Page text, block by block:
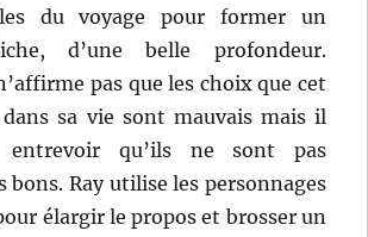
du voyage pour former un
d’une belle profondeur.
pas que les choix que cet
sa vie sont mauvais mais il
entrevoir qu’ils ne sont pas
bons. Ray utilise les personnages
élargir le propos et brosser un